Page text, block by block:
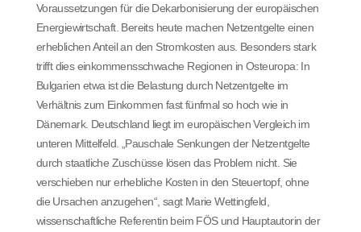
Voraussetzungen für die Dekarbonisierung der europäischen
Energiewirtschaft. Bereits heute machen Netzentgelte einen
erheblichen Anteil an den Stromkosten aus. Besonders stark
trifft dies einkommensschwache Regionen in Osteuropa: In
Bulgarien etwa ist die Belastung durch Netzentgelte im
Verhältnis zum Einkommen fast fünfmal so hoch wie in
Dänemark. Deutschland liegt im europäischen Vergleich im
unteren Mittelfeld. „Pauschale Senkungen der Netzentgelte
durch staatliche Zuschüsse lösen das Problem nicht. Sie
verschieben nur erhebliche Kosten in den Steuertopf, ohne
die Ursachen anzugehen“, sagt Marie Wettingfeld,
wissenschaftliche Referentin beim FÖS und Hauptautorin der